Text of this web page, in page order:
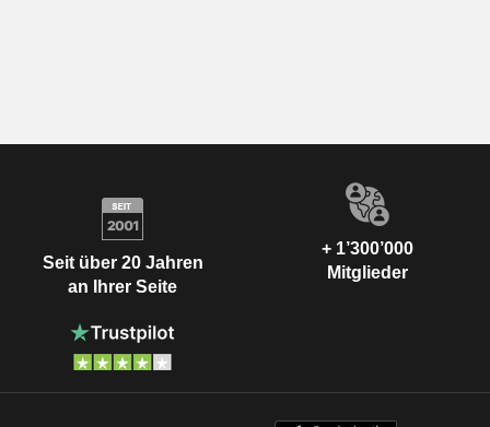
Seit über 20 Jahren
an Ihrer Seite
+ 1’300’000
Mitglieder